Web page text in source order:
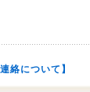
絡について】